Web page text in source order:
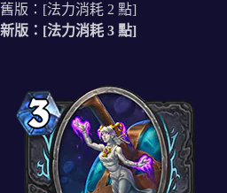
舊版：[法力消耗 2 點]
新版：[法力消耗 3 點]